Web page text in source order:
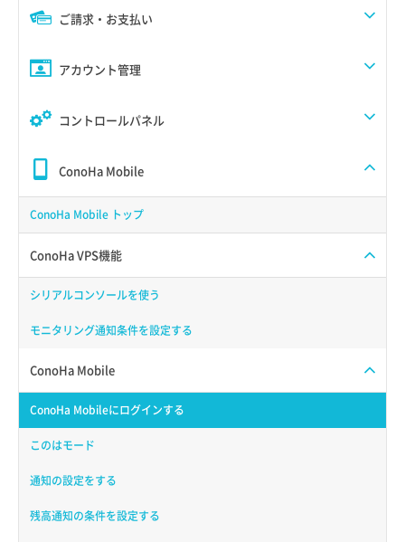
ご請求・お支払い
アカウント管理
コントロールパネル
ConoHa Mobile
ConoHa Mobile トップ
ConoHa VPS機能
シリアルコンソールを使う
モニタリング通知条件を設定する
ConoHa Mobile
ConoHa Mobileにログインする
このはモード
通知の設定をする
残高通知の条件を設定する